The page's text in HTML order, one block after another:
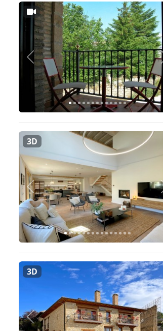
Anterior
Anterior
3D
Anterior
3D